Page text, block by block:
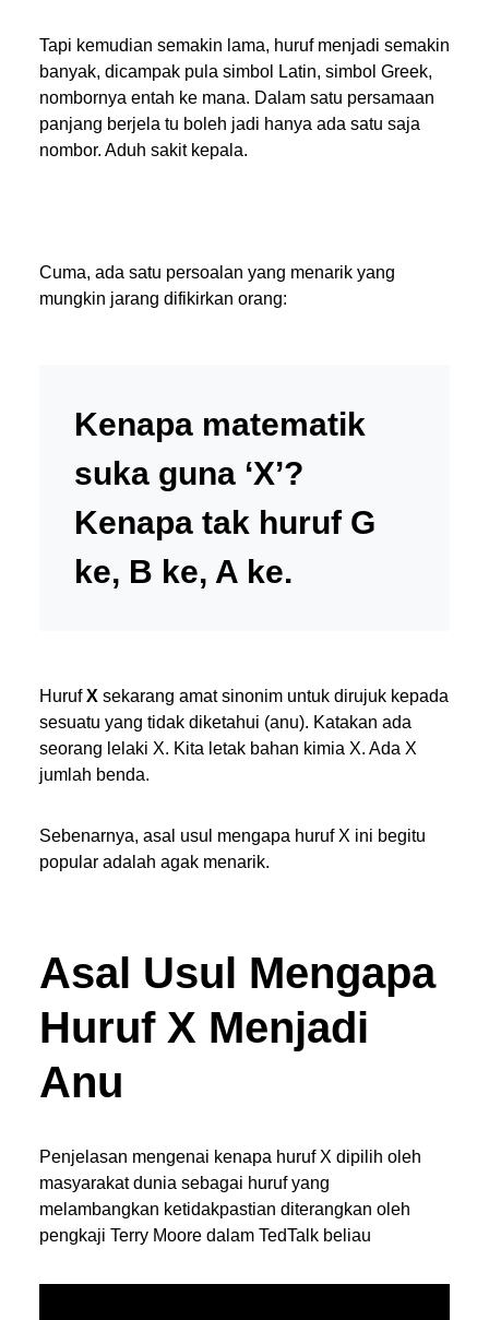
Tapi kemudian semakin lama, huruf menjadi semakin
banyak, dicampak pula simbol Latin, simbol Greek,
nombornya entah ke mana. Dalam satu persamaan
panjang berjela tu boleh jadi hanya ada satu saja
nombor. Aduh sakit kepala.
Cuma, ada satu persoalan yang menarik yang
mungkin jarang difikirkan orang:
Kenapa matematik
suka guna ‘X’?
Kenapa tak huruf G
ke, B ke, A ke.
HurufX sekarang amat sinonim untuk dirujuk kepada
sesuatu yang tidak diketahui (anu). Katakan ada
seorang lelaki X. Kita letak bahan kimia X. Ada X
jumlah benda.
Sebenarnya, asal usul mengapa huruf X ini begitu
popular adalah agak menarik.
Asal Usul Mengapa
Huruf X Menjadi
Anu
Penjelasan mengenai kenapa huruf X dipilih oleh
masyarakat dunia sebagai huruf yang
melambangkan ketidakpastian diterangkan oleh
pengkaji Terry Moore dalam TedTalk beliau